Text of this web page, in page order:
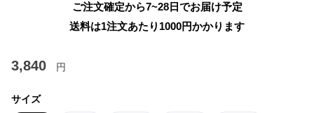
ご注文確定から7~28日でお届け予定
送料は1注文あたり 1000円かかります
3,840 円
サイズ